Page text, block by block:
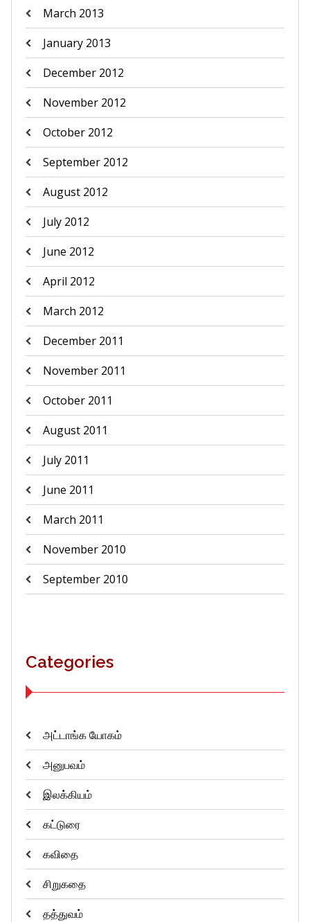
March 2013
January 2013
December 2012
November 2012
October 2012
September 2012
August 2012
July 2012
June 2012
April 2012
March 2012
December 2011
November 2011
October 2011
August 2011
July 2011
June 2011
March 2011
November 2010
September 2010
Categories
அட்டாங்க யோகம்
அனுபவம்
இலக்கியம்
கட்டுரை
கவிதை
சிறுகதை
தத்துவம்